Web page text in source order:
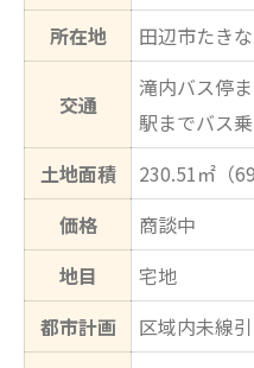
所在地
田辺市たき
交通
滝内バス停
駅までバス
土地面積
230.51㎡（
価格
商談中
地目
宅地
都市計画
区域内未線引